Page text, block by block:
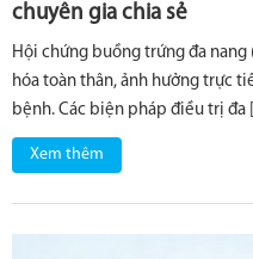
chuyên gia chia sẻ
Hội chứng buồng trứng đa nang
hóa toàn thân, ảnh hưởng trực
bệnh. Các biện pháp điều trị đa
Xem thêm